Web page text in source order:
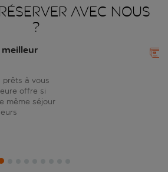
avec nous
?
prêts à vous
offre si
même séjour